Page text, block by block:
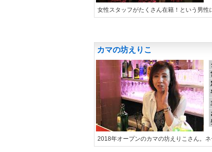
女性スタッフがたくさん在籍！という男性
カマの坊えりこ
2018年オープンのカマの坊えりこさん。